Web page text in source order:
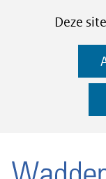
CookiesDeze